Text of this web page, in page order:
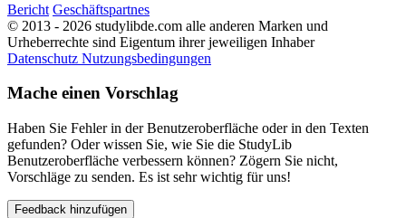
Bericht Geschäftspartnes
© 2013 - 2026 studylibde.com alle anderen Marken und
Urheberrechte sind Eigentum ihrer jeweiligen Inhaber
Datenschutz Nutzungsbedingungen
Mache einen Vorschlag
Haben Sie Fehler in der Benutzeroberfläche oder in den Texten
gefunden? Oder wissen Sie, wie Sie die StudyLib
Benutzeroberfläche verbessern können? Zögern Sie nicht,
Vorschläge zu senden. Es ist sehr wichtig für uns!
Feedback hinzufügen